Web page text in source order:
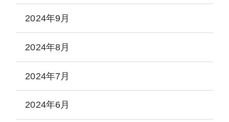
2024年9月
2024年8月
2024年7月
2024年6月